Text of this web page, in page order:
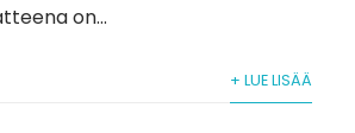
on...
+ LUE LISÄÄ